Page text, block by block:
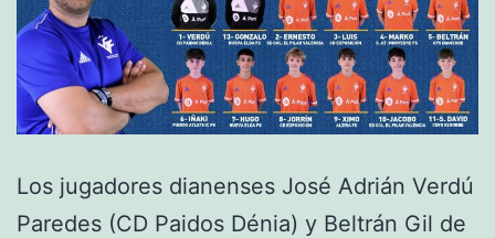
Los jugadores dianenses José Adrián Verdú
Paredes (CD Paidos Dénia) y Beltrán Gil de